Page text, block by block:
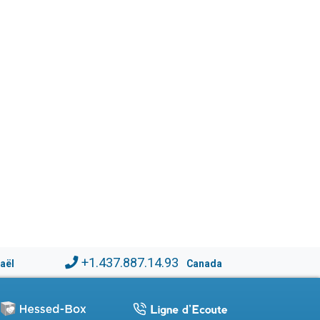
+1.437.887.14.93 Canada